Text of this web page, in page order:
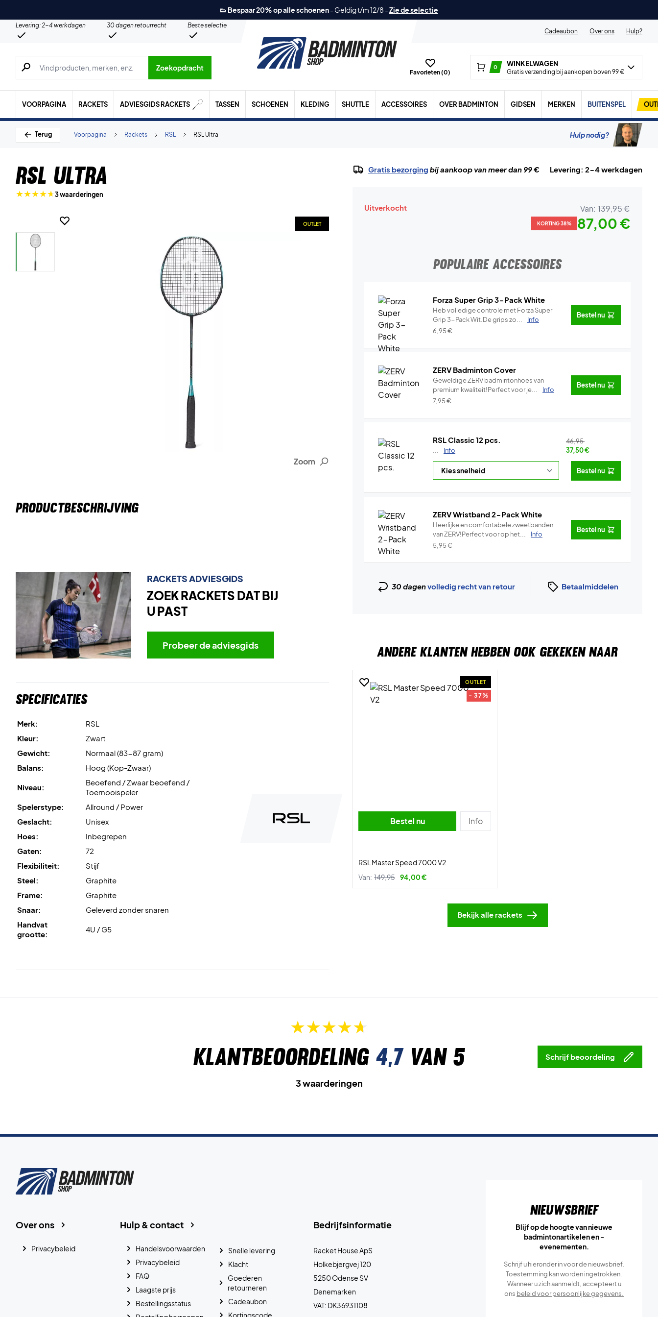
👟 Bespaar 20% op alle schoenen- Geldig t/m 12/8 -Zie de selectie
Levering: 2-4 werkdagen 30 dagen retourrecht
Beste selectie
Cadeaubon
Over ons Hulp?
Zoeken naar producten, merken etc.
Zoekopdracht
Favorieten (0)
0 WINKELWAGEN
Gratis verzending bij aankopen boven 99 €
VOORPAGINA RACKETS ADVIESGIDS RACKETS TASSEN SCHOENEN KLEDING SHUTTLE ACCESSOIRES OVER BADMINTON GIDSEN MERKEN BUITENSPEL
Terug RSL Ultra
RSL
Rackets
Voorpagina Hulp nodig?
RSL Ultra
3 waarderingen
Zoom
OUTLET
PRODUCTBESCHRIJVING
RACKETS ADVIESGIDS
ZOEK RACKETS DAT BIJ
U PAST
Probeer de adviesgids
Specificaties
Merk:
RSL
Kleur:
Zwart
Gewicht:
Normaal (83-87 gram)
Balans:
Hoog (Kop-Zwaar)
Niveau:
Beoefend / Zwaar beoefend /
Toernooispeler
Spelerstype:
Allround / Power
Geslacht:
Unisex
Hoes:
Inbegrepen
Gaten:
72
Flexibiliteit:
Stijf
Steel:
Graphite
Frame:
Graphite
Snaar:
Geleverd zonder snaren
Handvat
grootte:
4U / G5
Gratis bezorging bij aankoop van meer dan 99 € Levering: 2-4 werkdagen
Uitverkocht Van: 139,95 €
KORTING 38% 87,00 €
POPULAIRE ACCESSOIRES
Forza Super Grip 3-Pack White
Heb volledige controle met Forza Super
Grip 3-Pack Wit.De grips zo...
Info
6,95€
Bestel nu
ZERV Badminton Cover
Geweldige ZERV badmintonhoes van
premium kwaliteit!Perfect voor je...
Info
7,95€
Bestel nu
RSL Classic 12 pcs.
Info
46,95
37,50€
Bestel nu
ZERV Wristband 2-Pack White
Heerlijke en comfortabele zweetbanden
van ZERV!Perfect voor op het...
Info
5,95€
Bestel nu
30 dagenvolledig recht van retour Betaalmiddelen
ANDERE KLANTEN HEBBEN OOK GEKEKEN NAAR
OUTLET
- 37%
Bestel nu Info
RSL Master Speed 7000 V2
Van: 149,95 94,00 €
Bekijk alle rackets
Klantbeoordeling 4,7van 5 Schrijf beoordeling
3 waarderingen
Bedrijfsinformatie
Racket House ApS
Holkebjergvej 120
5250 Odense SV
Denemarken
VAT: DK36931108
Hulp & contact
Handelsvoorwaarden
Privacybeleid
FAQ
Laagste prijs
Bestellingsstatus
Snelle levering
Klacht
Goederen
retourneren
Cadeaubon
Kortingscode
Over ons
Privacybeleid
Nieuwsbrief
Blijf op de hoogte van nieuwe
badmintonartikelen en -
evenementen.
Schrijf u hieronder in voor de nieuwsbrief.
Toestemming kan worden ingetrokken.
Wanneer u zich aanmeldt, accepteert u
ons beleid voor persoonlijke gegevens.